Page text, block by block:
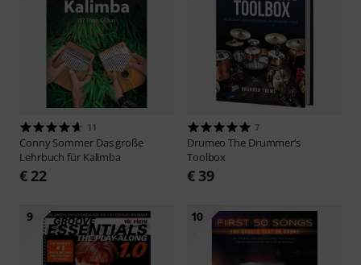
11
Conny Sommer Das große
Lehrbuch für Kalimba
€ 22
7
DrumeoThe Drummer’s
Toolbox
€ 39
9 10